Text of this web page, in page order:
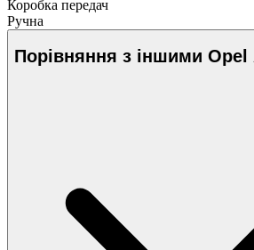
Коробка передач
Ручна
Порівняння з іншими